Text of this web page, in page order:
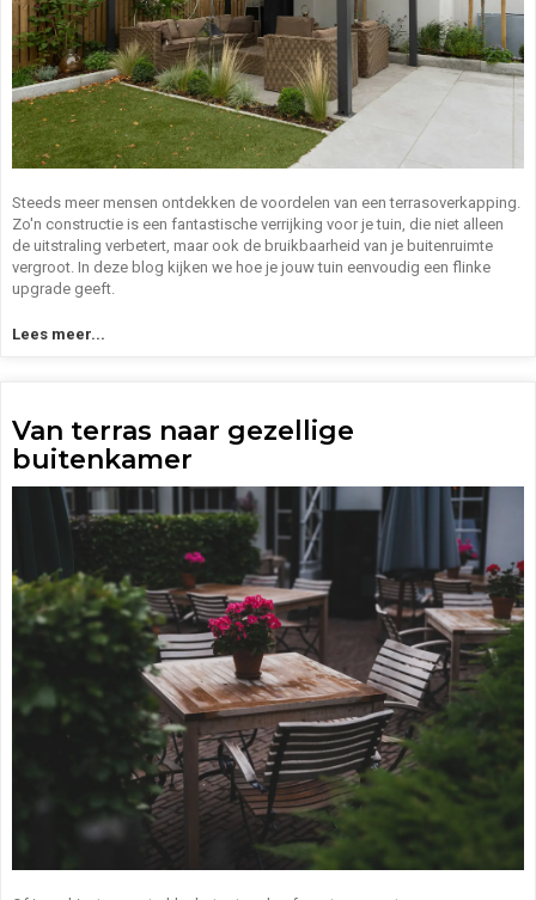
Steeds meer mensen ontdekken de voordelen van een terrasoverkapping.
Zo'n constructie is een fantastische verrijking voor je tuin, die niet alleen
de uitstraling verbetert, maar ook de bruikbaarheid van je buitenruimte
vergroot. In deze blog kijken we hoe je jouw tuin eenvoudig een flinke
upgrade geeft.
Lees meer...
Van terras naar gezellige
buitenkamer